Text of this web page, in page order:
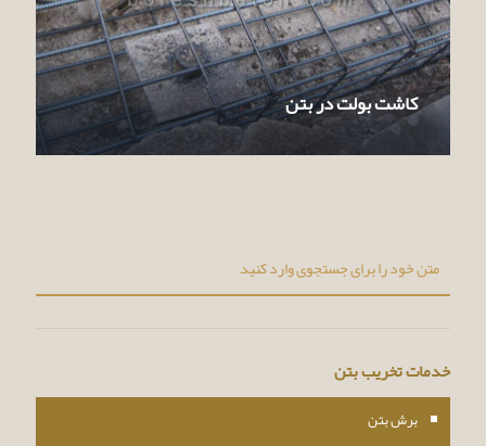
کاشت بولت در بتن
خدمات تخریب بتن
برش بتن